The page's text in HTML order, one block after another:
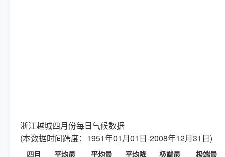
浙江越城四月份每日气候数据
(本数据时间跨度：1951年01月01日-2008年12月31日)
四月 平均最 平均最 平均降 极端最 极端最